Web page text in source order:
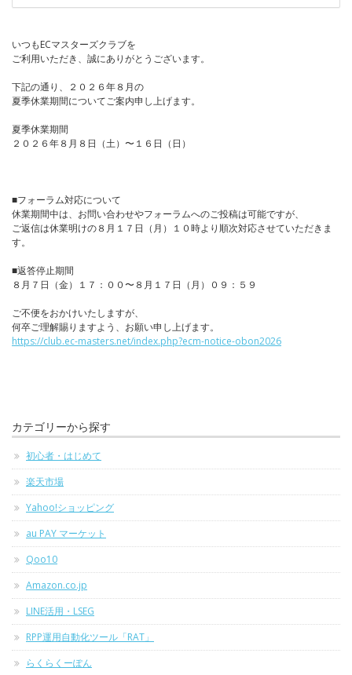
いつもECマスターズクラブを
ご利用いただき、誠にありがとうございます。
下記の通り、２０２６年８月の
夏季休業期間についてご案内申し上げます。
夏季休業期間
２０２６年８月８日（土）〜１６日（日）
■フォーラム対応について
休業期間中は、お問い合わせやフォーラムへのご投稿は可能ですが、
ご返信は休業明けの８月１７日（月）１０時より順次対応させていただきま
す。
■返答停止期間
８月７日（金）１７：００〜８月１７日（月）０９：５９
ご不便をおかけいたしますが、
何卒ご理解賜りますよう、お願い申し上げます。
https://club.ec-masters.net/index.php?ecm-notice-obon2026
カテゴリーから探す
初心者・はじめて
楽天市場
Yahoo!ショッピング
au PAY マーケット
Qoo10
Amazon.co.jp
LINE活用・LSEG
RPP運用自動化ツール「RAT」
らくらくーぽん